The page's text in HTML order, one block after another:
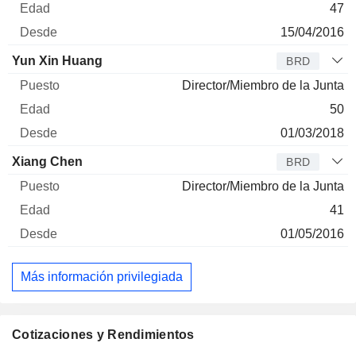
Cotizaciones y Rendimientos
47
15/04/2016
Yun Xin Huang BRD
Director/Miembro de la Junta
50
01/03/2018
Xiang Chen BRD
Director/Miembro de la Junta
41
01/05/2016
Más información privilegiada